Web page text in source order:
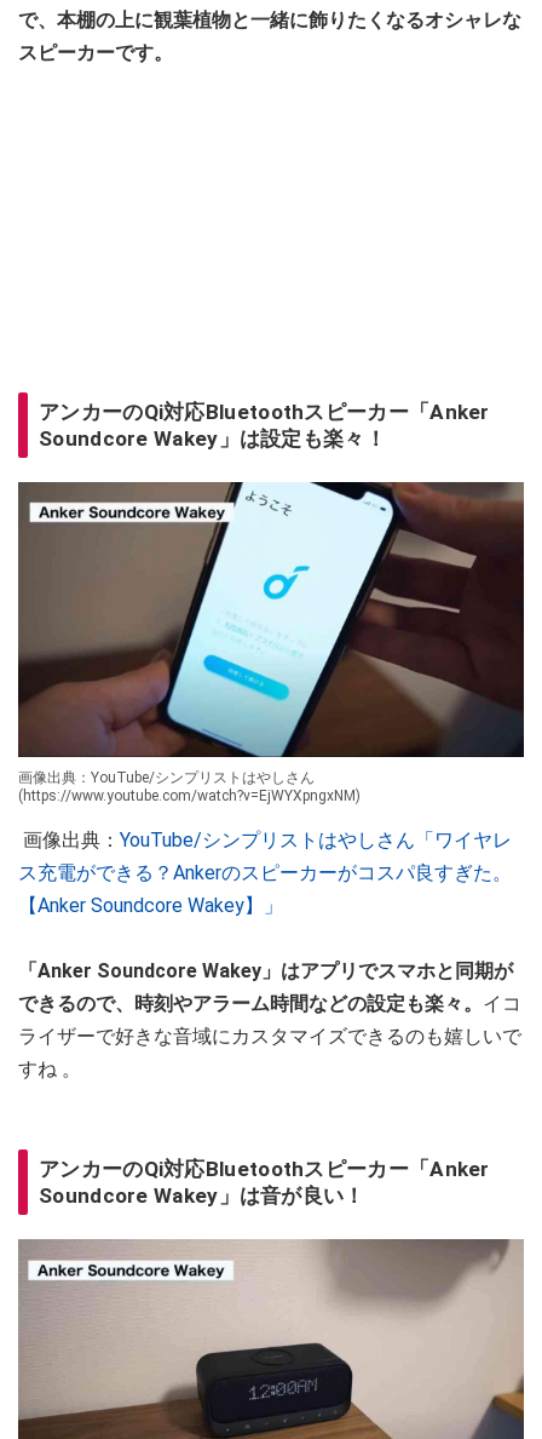
で、本棚の上に観葉植物と一緒に飾りたくなるオシャレな
スピーカーです。
アンカーのQi対応Bluetoothスピーカー「Anker
Soundcore Wakey」は設定も楽々！
画像出典：YouTube/シンプリストはやしさん
(https://www.youtube.com/watch?v=EjWYXpngxNM)
画像出典： YouTube/シンプリストはやしさん「ワイヤレ
ス充電ができる？Ankerのスピーカーがコスパ良すぎた。
【Anker Soundcore Wakey】」
「Anker Soundcore Wakey」はアプリでスマホと同期が
できるので、時刻やアラーム時間などの設定も楽々。 イコ
ライザーで好きな音域にカスタマイズできるのも嬉しいで
すね 。
アンカーのQi対応Bluetoothスピーカー「Anker
Soundcore Wakey」は音が良い！